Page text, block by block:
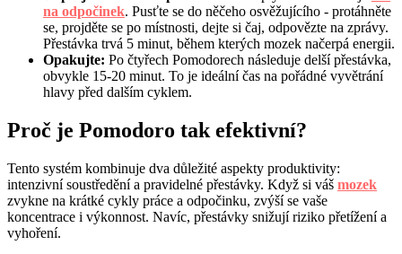
na odpočinek. Pusťte se do něčeho osvěžujícího - protáhněte
se, projděte se po místnosti, dejte si čaj, odpovězte na zprávy.
Přestávka trvá 5 minut, během kterých mozek načerpá energii.
Opakujte: Po čtyřech Pomodorech následuje delší přestávka,
obvykle 15-20 minut. To je ideální čas na pořádné vyvětrání
hlavy před dalším cyklem.
Proč je Pomodoro tak efektivní?
Tento systém kombinuje dva důležité aspekty produktivity:
intenzivní soustředění a pravidelné přestávky. Když si váš mozek
zvykne na krátké cykly práce a odpočinku, zvýší se vaše
koncentrace i výkonnost. Navíc, přestávky snižují riziko přetížení a
vyhoření.